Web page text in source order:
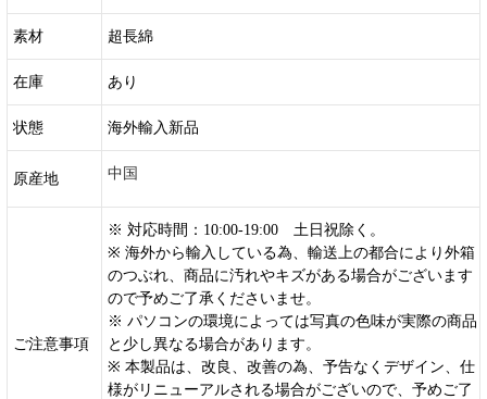
素材 超長綿
在庫 あり
状態 海外輸入新品
原産地 中国
ご注意事項
※ 対応時間：10:00-19:00 土日祝除く。
※ 海外から輸入している為、輸送上の都合により外箱
のつぶれ、商品に汚れやキズがある場合がございます
ので予めご了承くださいませ。
※ パソコンの環境によっては写真の色味が実際の商品
と少し異なる場合があります。
※ 本製品は、改良、改善の為、予告なくデザイン、仕
様がリニューアルされる場合がございので、予めご了